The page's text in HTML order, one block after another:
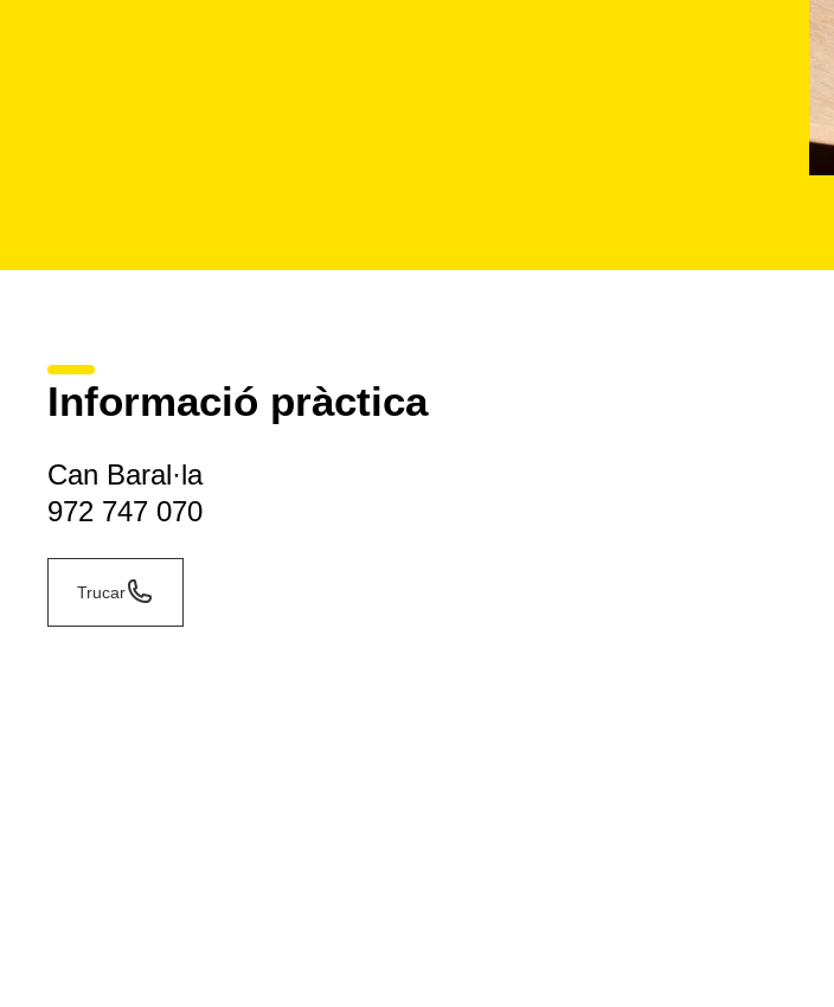
Informació pràctica
Can Baral·la
972 747 070
Trucar